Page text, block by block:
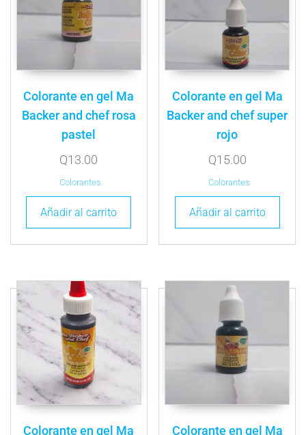
Colorante en gel Ma
Backer and chef rosa
pastel
Q13.00
Colorantes
Añadir al carrito
Colorante en gel Ma
Backer and chef super
rojo
Q15.00
Colorantes
Añadir al carrito
Colorante en gel Ma
Colorante en gel Ma